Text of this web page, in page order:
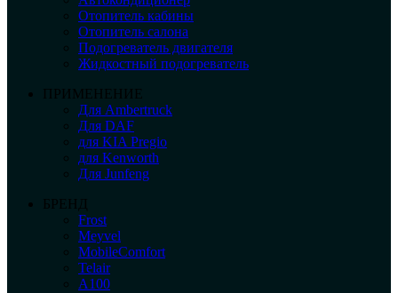
Отопитель кабины
Отопитель салона
Подогреватель двигателя
Жидкостный подогреватель
ПРИМЕНЕНИЕ
Для Ambertruck
Для DAF
для KIA Pregio
для Kenworth
Для Junfeng
БРЕНД
Frost
Meyvel
MobileComfort
Telair
А100